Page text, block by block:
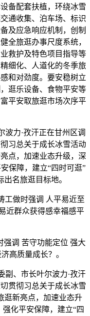
备配套扶植，环绕冰雪
通收集、泊车场、标识
及应急响应机制，创制
全旅逛办事尺度系统，
救护及特色项目指导等
细化、人道化的冬季旅
和对劲度。要安稳树立
逛乐设备、食物平安等
平安取旅逛市场次序平
力·孜汗正在甘州区调
习总关于成长冰雪活动
点，加速业态升级，深
保障，建立“四时可逛”
名旅逛目标地。
做时强调 人平易近至
近群众获得感幸福感平
调 苦守功能定位 强大
高质量成长？。
、市长叶尔波力·孜汗
贯彻习总关于成长冰雪
逛新亮点，加速业态升
化平安保障，建立“四